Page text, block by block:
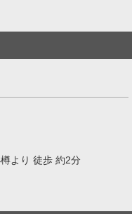
より 徒歩 約2分